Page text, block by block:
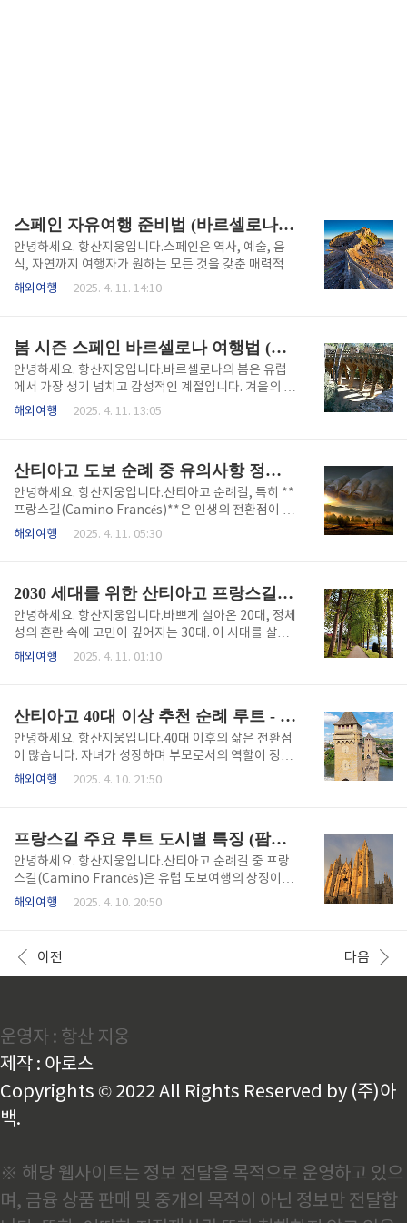
스페인 자유여행 준비법 (바르셀로나, 환율, 날씨)
안녕하세요. 항산지웅입니다.스페인은 역사, 예술, 음
식, 자연까지 여행자가 원하는 모든 것을 갖춘 매력적인
유럽 국가입니다. 그중에서도 바르셀로나는 자유여행
인 자유여행을 준비하는 분들을 위해 2025년 최신 정
보를 기반으로 여행 계획의 핵심 포인트를 소개합니다.
바르셀로나를 중심으로, 환율과 물가, 날씨에 따른 짐
준비까지 꼭 필요한 정보만 담았습니다.바르셀로나 여
행 시 꼭 알아야 할 핵심 정보스페인에서 가장 인기 있
화가 어우러..
해외여행 2025. 4. 11. 14:10
봄 시즌 스페인 바르셀로나 여행법 (벚꽃, 축제, 항공권)
안녕하세요. 항산지웅입니다.바르셀로나의 봄은 유럽
에서 가장 생기 넘치고 감성적인 계절입니다. 겨울의 차
가움이 가시고 따뜻한 햇살이 도심을 가득 채우는 3월
행사와 이벤트가 다시 활기를 되찾고 있어, 바르셀로나
를 찾기에 최적의 시즌입니다. 이번 글에서는 벚꽃이 피
는 명소, 현지인과 어우러지는 축제, 그리고 가성비 높
은 항공권 예약법까지 바르셀로나를 봄에 200% 즐기
는 방법을 소개합니다.바르셀로나에서 만나는 유럽 벚
시는 아니지만, 사실 이곳..
해외여행 2025. 4. 11. 13:05
산티아고 도보 순례 중 유의사항 정리 (발 물집, 피로관리, 안전)
안녕하세요. 항산지웅입니다.산티아고 순례길, 특히 **
프랑스길(Camino Francés)**은 인생의 전환점이 될
수 있는 여행이지만, 동시에 매일 평균 20km 이상을
환경적 스트레스에 대한 대비가 꼭 필요합니다.이 글에
서는 실제 순례자들이 가장 많이 겪는 이슈인 발 물집,
피로 누적, 안전 관리 세 가지를 중심으로, 예방부터 대
처, 실전 팁까지 체계적으로 안내합니다. 이 내용을 알
고 떠난다면, 당신의 도보 순례는 더 건강하고 안전하
해외여행 2025. 4. 11. 05:30
2030 세대를 위한 산티아고 프랑스길 준비법 (예산, 짐, SNS 후기)
안녕하세요. 항산지웅입니다.바쁘게 살아온 20대, 정체
성의 혼란 속에 고민이 깊어지는 30대. 이 시대를 살아
가는 청년들에게 단순한 휴식이 아닌, 삶의 방향을 다시
**프랑스길(Camino Francés)**입니다. 수많은 SNS
후기가 말해주듯, 이 길은 단순히 '유럽 도보 여행' 그 이
상입니다. 걷는 동안 삶을 정리하고, 감정을 마주하며,
새로운 루틴과 시선을 얻는 경험이죠. 이 글은 2030 세
대를 위한 실전 준비 안내서입니다. 예산부터 짐 꾸리는
해외여행 2025. 4. 11. 01:10
산티아고 40대 이상 추천 순례 루트 - 프랑스길 중심 (속도, 안전, 편의)
안녕하세요. 항산지웅입니다.40대 이후의 삶은 전환점
이 많습니다. 자녀가 성장하며 부모로서의 역할이 정리
되기도 하고, 회사에서는 중견 이상의 위치에 오르며 업
고 순례길, 그중에서도 **프랑스길(Camino Francé
s)**은 40대 이상 중년 순례자에게 가장 이상적인 루트
로 꼽힙니다. 장거리지만 속도 조절이 가능하고, 안전
인프라가 잘 갖춰져 있으며, 편의시설도 뛰어나기 때문
입니다. 지금부터 프랑스길의 루트, 안전 요소, 편의 시
해 소개합니다. 속도: 나만의 리듬으로 걷는 ‘느린 순
례’ ..
해외여행 2025. 4. 10. 21:50
프랑스길 주요 루트 도시별 특징 (팜플로나, 레온, 부르고스)
안녕하세요. 항산지웅입니다.산티아고 순례길 중 프랑
스길(Camino Francés)은 유럽 도보여행의 상징이자,
순례의 전통이 살아 숨 쉬는 대표적인 루트입니다. 생장
자신을 돌아보는 시간이며, 길 위에서 문화와 사람, 영
성을 만나게 되는 특별한 경험입니다. 그 가운데 팜플로
축제의 열기와 중세 성벽이 공존하는 에너지 도시프랑
스 국경을 넘은 뒤 순례자들이 처음 마주하게 되는 대도
시, 팜플로나는 역사와 축제의 도시로 불립니다. 가장
유명한 ..
해외여행 2025. 4. 10. 20:50
이전 다음
운영자 : 항산 지웅
제작 : 아로스
Copyrights © 2022 All Rights Reserved by (주)아
백.
※ 해당 웹사이트는 정보 전달을 목적으로 운영하고 있으
며, 금융 상품 판매 및 중개의 목적이 아닌 정보만 전달합